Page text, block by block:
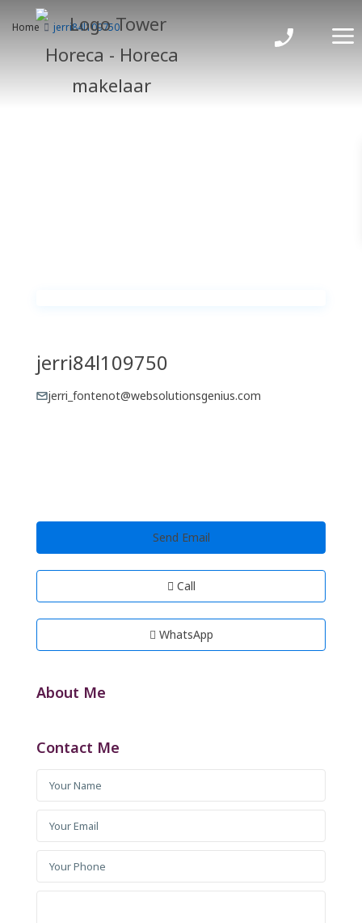
Home jerri84l109750
jerri84l109750
jerri_fontenot@websolutionsgenius.com
Send Email
Call
WhatsApp
About Me
Contact Me